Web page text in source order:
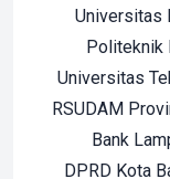
Universitas
Politeknik
Universitas
RSUDAM
Bank
DPRD Kota